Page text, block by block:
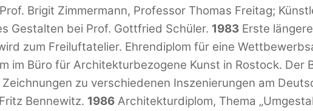
Brigit Zimmermann, Professor Thomas Freitag;
Gestalten bei Prof. Gottfried Schüler. 1983 Erste längere
zum Freiluftatelier. Ehrendiplom für eine
im Büro für Architekturbezogene Kunst in Rostock. Der
Zeichnungen zu verschiedenen Inszenierungen am
Bennewitz. 1986 Architekturdiplom, Thema